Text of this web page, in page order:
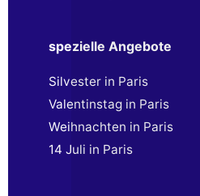
spezielle Angebote
Silvester in Paris
Valentinstag in Paris
Weihnachten in Paris
14 Juli in Paris